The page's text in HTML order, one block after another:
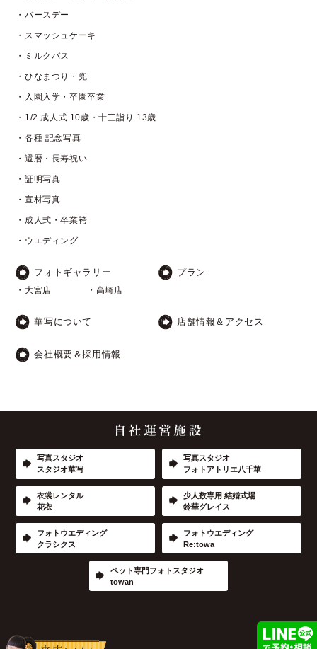
・バースデー
・スマッシュケーキ
・ミルクバス
・ひなまつり・兜
・入園入学・卒園卒業
・1/2 成人式 10歳・十三詣り 13歳
・各種 記念写真
・還暦・長寿祝い
・証明写真
・宣材写真
・成人式・卒業袴
・ウエディング
フォトギャラリー
・大宮店 ・高崎店
プラン
華写について 店舗情報＆アクセス
会社概要＆採用情報
写真スタジオ
スタジオ華写
写真スタジオ
フォトアトリエ八千華
衣裳レンタル
花衣
少人数専用 結婚式場
鈴華グレイス
フォトウエディング
クラシクス
フォトウエディング
Re:towa
ペット専門フォトスタジオ
towan